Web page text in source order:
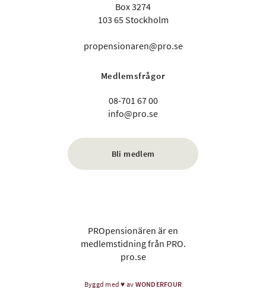
Box 3274
103 65 Stockholm
propensionaren@pro.se
Medlemsfrågor
08-701 67 00
info@pro.se
Bli medlem
PROpensionären är en
medlemstidning från PRO.
pro.se
Byggd med♥ av WONDERFOUR